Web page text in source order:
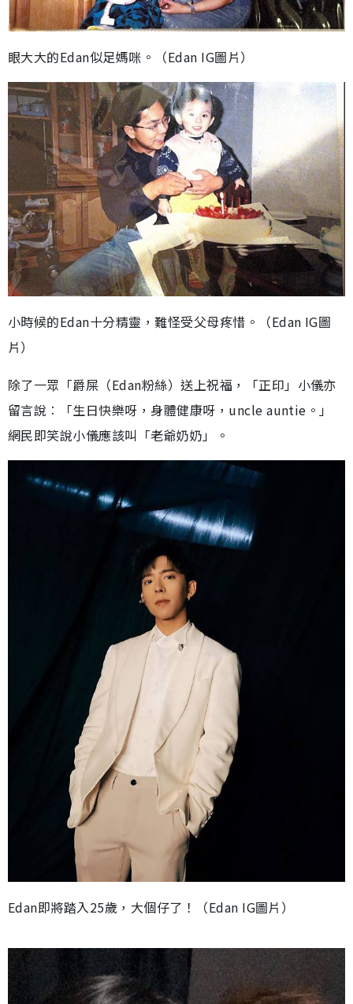
眼大大的Edan似足媽咪。（Edan IG圖片）
小時候的Edan十分精靈，難怪受父母疼惜。（Edan IG圖
片）
除了一眾「爵屎（Edan粉絲）送上祝福，「正印」小儀亦
留言說︰「生日快樂呀，身體健康呀，uncle auntie。」
網民即笑說小儀應該叫「老爺奶奶」。
Edan即將踏入25歲，大個仔了！（Edan IG圖片）